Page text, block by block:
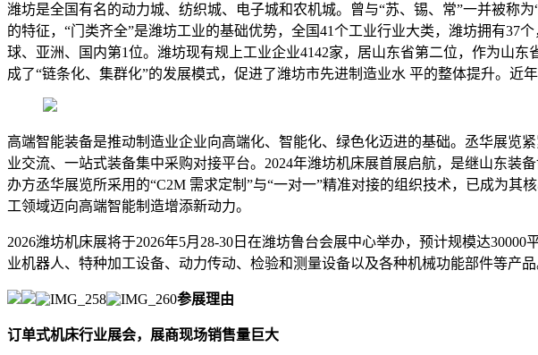
潍坊是全国有名的动力城、纺织城、电子城和农机城。曾与“苏、锡、常”一并被称
的特征，“门类齐全”是潍坊工业的基础优势，全国41个工业行业大类，潍坊拥有37
球、亚洲、国内第1位。潍坊现有规上工业企业4142家，居山东省第二位，作为山
成了“链条化、集群化”的发展模式，促进了潍坊市先进制造业水 平的整体提升。近
高端智能装备是推动制造业企业向高端化、智能化、绿色化迈进的基础。丞华展览
业交流、一站式装备集中采购对接平台。2024年潍坊机床展首展启航，是继山东
办方丞华展览所采用的“C2M 需求定制”与“一对一”精准对接的组织技术，已成为
工领域迈向高端智能制造增添新动力。
2026潍坊机床展将于2026年5月28-30日在潍坊鲁台会展中心举办，预计规模达
业机器人、特种加工设备、动力传动、检验和测量设备以及各种机械功能部件等产
参展理由
订单式机床行业展会，展商现场销售量巨大